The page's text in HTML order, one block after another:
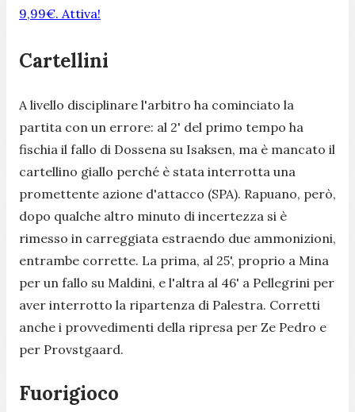
9,99€. Attiva!
Cartellini
A livello disciplinare l'arbitro ha cominciato la
partita con un errore: al 2' del primo tempo ha
fischia il fallo di Dossena su Isaksen, ma è mancato il
cartellino giallo perché è stata interrotta una
promettente azione d'attacco (SPA). Rapuano, però,
dopo qualche altro minuto di incertezza si è
rimesso in carreggiata estraendo due ammonizioni,
entrambe corrette. La prima, al 25', proprio a Mina
per un fallo su Maldini, e l'altra al 46' a Pellegrini per
aver interrotto la ripartenza di Palestra. Corretti
anche i provvedimenti della ripresa per Ze Pedro e
per Provstgaard.
Fuorigioco